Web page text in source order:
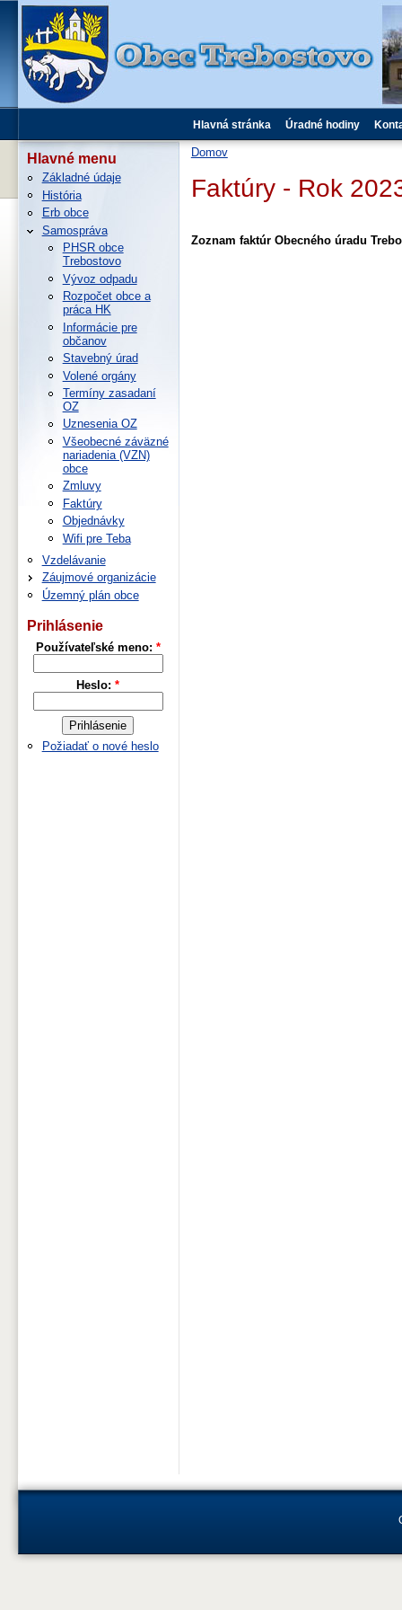
Hlavná stránka Úradné hodiny
Domov
Faktúry - Rok
Zoznam faktúr Obecného úradu
Hlavné menu
Základné údaje
História
Erb obce
Samospráva
PHSR obce
Trebostovo
Vývoz odpadu
Rozpočet obce a
práca HK
Informácie pre
občanov
Stavebný úrad
Volené orgány
Termíny zasadaní
OZ
Uznesenia OZ
Všeobecné záväzné
nariadenia (VZN)
obce
Zmluvy
Faktúry
Objednávky
Wifi pre Teba
Vzdelávanie
Záujmové organizácie
Územný plán obce
Prihlásenie
Používateľské meno: *
Heslo: *
Požiadať o nové heslo